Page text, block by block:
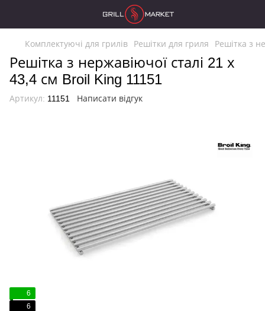
Комплектуючі для грилів Решітки для гриля Решітка з
Решітка з нержавіючої сталі 21 х
43,4 см Broil King 11151
Артикул: 11151 Написати відгук
6
6